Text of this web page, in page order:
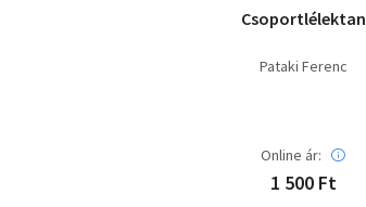
Csoportlélektan
Pataki Ferenc
Online ár:
1 500 Ft